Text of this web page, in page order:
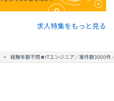
求人特集をもっと見る
経験年数不問★ITエンジニア／案件数3000件